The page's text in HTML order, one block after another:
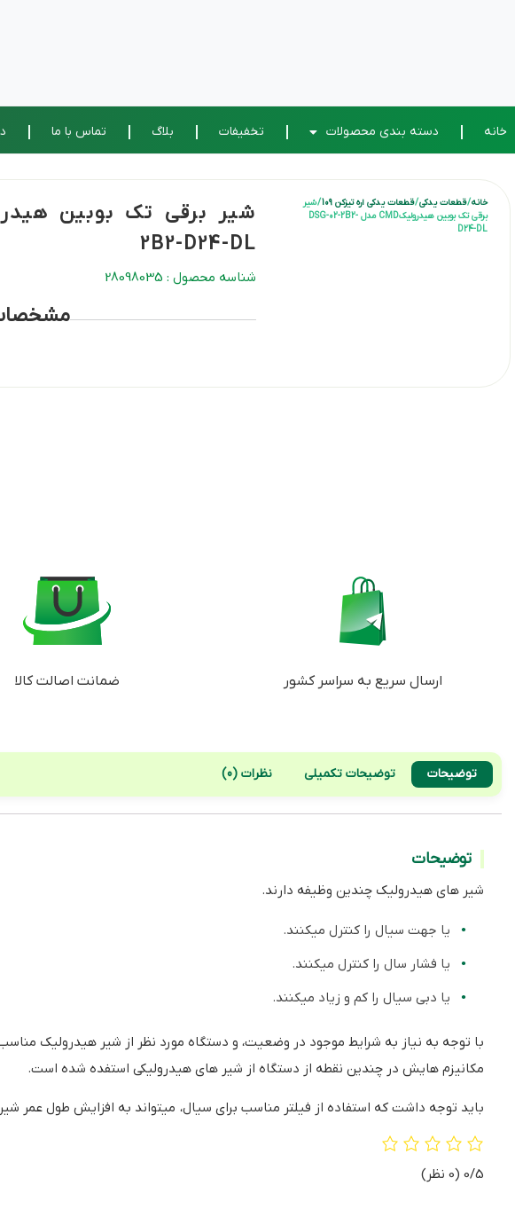
خانه دسته بندی محصولات تخفیفات بلاگ تماس با ما
خانه/قطعات یدکی/قطعات یدکی اره تیزکن 109
/ شیر
برقی تک بوبین هیدرولیکCMD مدل DSG-02-2B2-
D24-DL
2B2-D24-DL
شناسه محصول : 28098035
ارسال سریع به سراسر کشور ضمانت اصالت کالا
توضیحات توضیحات تکمیلی نظرات (0)
توضیحات
شیر های هیدرولیک چندین وظیفه دارند.
یا جهت سیال را کنترل میکنند.
یا فشار سال را کنترل میکنند.
یا دبی سیال را کم و زیاد میکنند.
مکانیزم هایش در چندین نقطه از دستگاه از شیر های هیدرولیکی استفده شده است.
باید توجه داشت که استفاده از فیلتر مناسب برای سیال، میتواند به افزایش طول عمر
0/5 (0 نظر)